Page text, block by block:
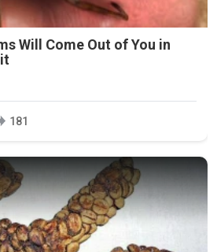
Will Come Out of You in
181